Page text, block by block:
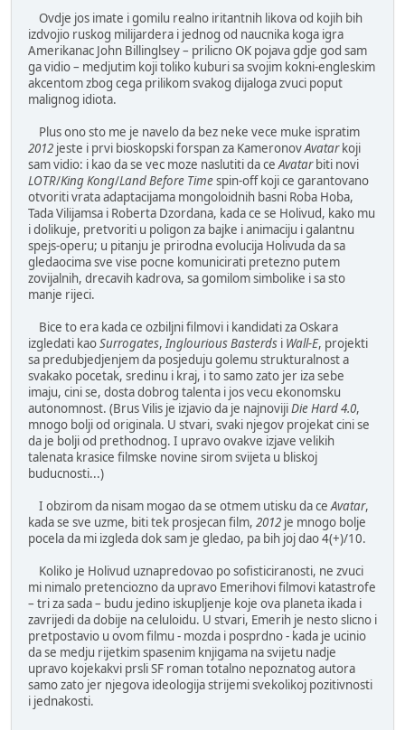
Ovdje jos imate i gomilu realno iritantnih likova od kojih bih
izdvojio ruskog milijardera i jednog od naucnika koga igra
Amerikanac John Billinglsey – prilicno OK pojava gdje god sam
ga vidio – medjutim koji toliko kuburi sa svojim kokni-engleskim
akcentom zbog cega prilikom svakog dijaloga zvuci poput
malignog idiota.
Plus ono sto me je navelo da bez neke vece muke ispratim
2012 jeste i prvi bioskopski forspan za KameronovAvatarkoji
sam vidio: i kao da se vec moze naslutiti da ceAvatarbiti novi
LOTR/King Kong/Land Before Timespin-off koji ce garantovano
otvoriti vrata adaptacijama mongoloidnih basni Roba Hoba,
Tada Vilijamsa i Roberta Dzordana, kada ce se Holivud, kako mu
i dolikuje, pretvoriti u poligon za bajke i animaciju i galantnu
spejs-operu; u pitanju je prirodna evolucija Holivuda da sa
gledaocima sve vise pocne komunicirati pretezno putem
zovijalnih, drecavih kadrova, sa gomilom simbolike i sa sto
manje rijeci.
Bice to era kada ce ozbiljni filmovi i kandidati za Oskara
izgledati kaoSurrogates,Inglourious Basterds i Wall-E, projekti
sa predubjedjenjem da posjeduju golemu strukturalnost a
svakako pocetak, sredinu i kraj, i to samo zato jer iza sebe
imaju, cini se, dosta dobrog talenta i jos vecu ekonomsku
autonomnost. (Brus Vilis je izjavio da je najnovijiDie Hard 4.0,
mnogo bolji od originala. U stvari, svaki njegov projekat cini se
da je bolji od prethodnog. I upravo ovakve izjave velikih
talenata krasice filmske novine sirom svijeta u bliskoj
buducnosti...)
I obzirom da nisam mogao da se otmem utisku da ceAvatar,
kada se sve uzme, biti tek prosjecan film, 2012 je mnogo bolje
pocela da mi izgleda dok sam je gledao, pa bih joj dao 4(+)/10.
Koliko je Holivud uznapredovao po sofisticiranosti, ne zvuci
mi nimalo pretenciozno da upravo Emerihovi filmovi katastrofe
– tri za sada – budu jedino iskupljenje koje ova planeta ikada i
zavrijedi da dobije na celuloidu. U stvari, Emerih je nesto slicno i
pretpostavio u ovom filmu - mozda i posprdno - kada je ucinio
da se medju rijetkim spasenim knjigama na svijetu nadje
upravo kojekakvi prsli SF roman totalno nepoznatog autora
samo zato jer njegova ideologija strijemi svekolikoj pozitivnosti
i jednakosti.